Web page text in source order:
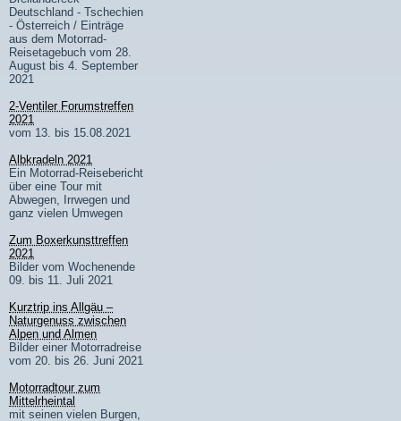
Deutschland - Tschechien
- Österreich / Einträge
aus dem Motorrad-
Reisetagebuch vom 28.
August bis 4. September
2021
2-Ventiler Forumstreffen
2021
vom 13. bis 15.08.2021
Albkradeln 2021
Ein Motorrad-Reisebericht
über eine Tour mit
Abwegen, Irrwegen und
ganz vielen Umwegen
Zum Boxerkunsttreffen
2021
Bilder vom Wochenende
09. bis 11. Juli 2021
Kurztrip ins Allgäu –
Naturgenuss zwischen
Alpen und Almen
Bilder einer Motorradreise
vom 20. bis 26. Juni 2021
Motorradtour zum
Mittelrheintal
mit seinen vielen Burgen,